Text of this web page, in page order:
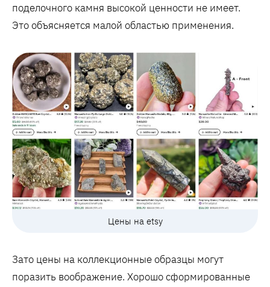
поделочного камня высокой ценности не имеет.
Это объясняется малой областью применения.
Цены на etsy
Зато цены на коллекционные образцы могут
поразить воображение. Хорошо сформированные